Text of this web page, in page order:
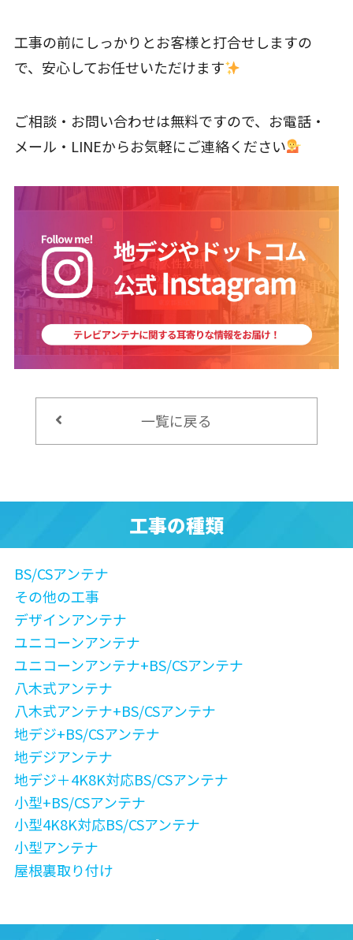
工事の前にしっかりとお客様と打合せしますの
で、安心してお任せいただけます
ご相談・お問い合わせは無料ですので、お電話・
メール・LINEからお気軽にご連絡ください
一覧に戻る
工事の種類
BS/CSアンテナ
その他の工事
デザインアンテナ
ユニコーンアンテナ
ユニコーンアンテナ+BS/CSアンテナ
八木式アンテナ
八木式アンテナ+BS/CSアンテナ
地デジ+BS/CSアンテナ
地デジアンテナ
地デジ＋4K8K対応BS/CSアンテナ
小型+BS/CSアンテナ
小型4K8K対応BS/CSアンテナ
小型アンテナ
屋根裏取り付け